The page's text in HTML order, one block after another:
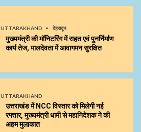
UTTARAKHAND देहरादून
मुख्यमंत्री की मॉनिटरिंग में राहत एवं पुनर्निर्माण
कार्य तेज, मालदेवता में आवागमन सुरक्षित
UTTARAKHAND
उत्तराखंड में NCC विस्तार को मिलेगी नई
रफ्तार, मुख्यमंत्री धामी से महानिदेशक ने की
अहम मुलाकात